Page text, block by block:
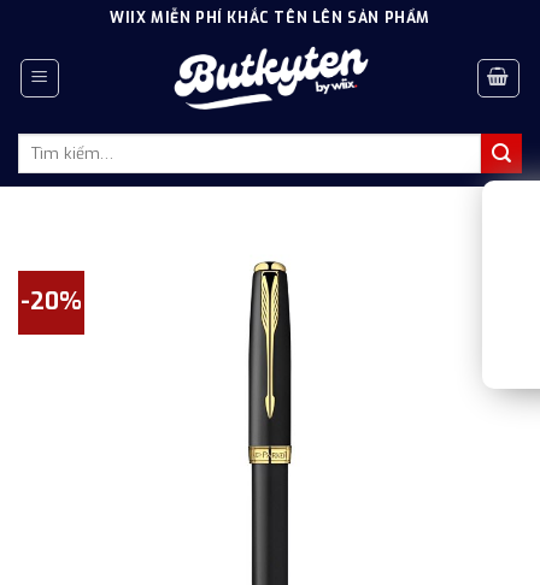
content
WIIX MIỄN PHÍ KHẮC TÊN LÊN SẢN PHẨM
Tìm
-20%